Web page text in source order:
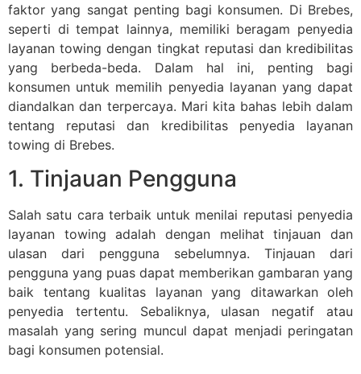
faktor yang sangat penting bagi konsumen. Di Brebes,
seperti di tempat lainnya, memiliki beragam penyedia
layanan towing dengan tingkat reputasi dan kredibilitas
yang berbeda-beda. Dalam hal ini, penting bagi
konsumen untuk memilih penyedia layanan yang dapat
diandalkan dan terpercaya. Mari kita bahas lebih dalam
tentang reputasi dan kredibilitas penyedia layanan
towing di Brebes.
1. Tinjauan Pengguna
Salah satu cara terbaik untuk menilai reputasi penyedia
layanan towing adalah dengan melihat tinjauan dan
ulasan dari pengguna sebelumnya. Tinjauan dari
pengguna yang puas dapat memberikan gambaran yang
baik tentang kualitas layanan yang ditawarkan oleh
penyedia tertentu. Sebaliknya, ulasan negatif atau
masalah yang sering muncul dapat menjadi peringatan
bagi konsumen potensial.